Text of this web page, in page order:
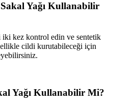
Yağı Kullanabilir
kez kontrol edin ve sentetik
cildi kurutabileceği için
Yağı Kullanabilir Mi?